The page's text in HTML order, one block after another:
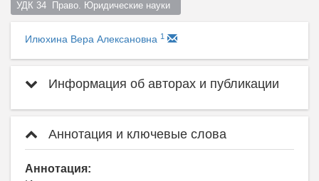
УДК 34  Право. Юридические науки
Илюхина Вера Алексановна 1
Информация об авторах и публикации
Аннотация и ключевые слова
Аннотация: